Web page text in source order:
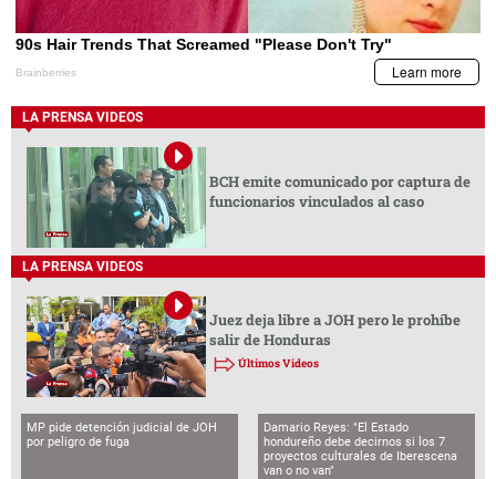
LA PRENSA VIDEOS
BCH emite comunicado por captura de
funcionarios vinculados al caso
LA PRENSA VIDEOS
Juez deja libre a JOH pero le prohíbe
salir de Honduras
Últimos Videos
MP pide detención judicial de JOH
por peligro de fuga
Damario Reyes: "El Estado
hondureño debe decirnos si los 7
proyectos culturales de Iberescena
van o no van"